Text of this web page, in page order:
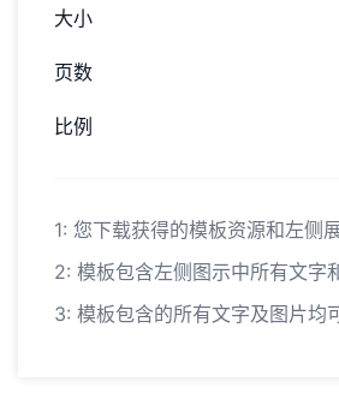
大小
页数
比例
1: 您下载获得的模板资源和左侧
2: 模板包含左侧图示中所有文字
3: 模板包含的所有文字及图片均